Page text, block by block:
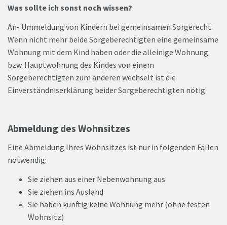
Was sollte ich sonst noch wissen?
An- Ummeldung von Kindern bei gemeinsamen Sorgerecht:
Wenn nicht mehr beide Sorgeberechtigten eine gemeinsame
Wohnung mit dem Kind haben oder die alleinige Wohnung
bzw. Hauptwohnung des Kindes von einem
Sorgeberechtigten zum anderen wechselt ist die
Einverständniserklärung beider Sorgeberechtigten nötig.
Abmeldung des Wohnsitzes
Eine Abmeldung Ihres Wohnsitzes ist nur in folgenden Fällen
notwendig:
Sie ziehen aus einer Nebenwohnung aus
Sie ziehen ins Ausland
Sie haben künftig keine Wohnung mehr (ohne festen
Wohnsitz)